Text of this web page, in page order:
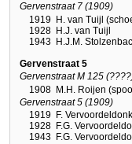
Gervenstraat 7 (1909)
1919 H. van Tuijl
1928 H.J. van Tuijl
1943 H.J.M.
Gervenstraat 5
Gervenstraat M 125
1908 M.H. Roijen
Gervenstraat 5 (1909)
1919 F.
1928 F.G.
1943 F.G.